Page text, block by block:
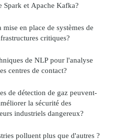
Spark et Apache Kafka?
en place de systèmes de
critiques?
de NLP pour l'analyse
centres de contact?
de détection de gaz peuvent-
la sécurité des
industriels dangereux?
polluent plus que d'autres ?